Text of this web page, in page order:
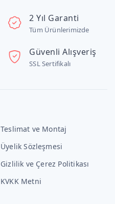
2 Yıl Garanti
Tüm Ürünlerimizde
Güvenli Alışveriş
SSL Sertifikalı
Teslimat ve Montaj
Üyelik Sözleşmesi
Gizlilik ve Çerez Politikası
KVKK Metni